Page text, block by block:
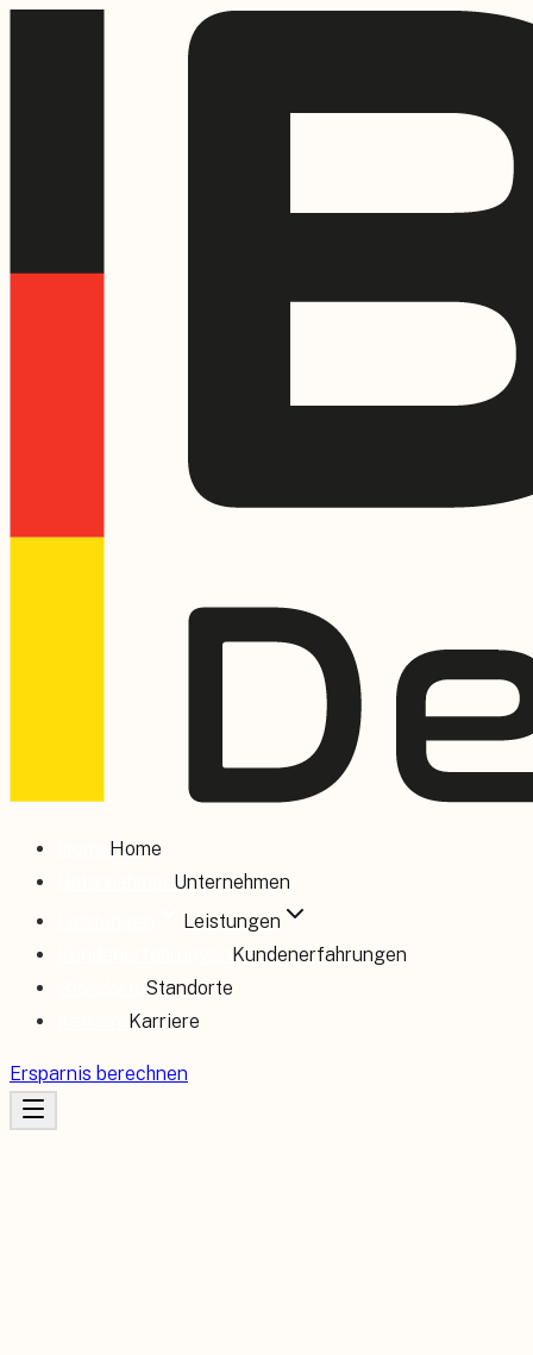
Home
Unternehmen
Leistungen
Kundenerfahrungen
Standorte
Karriere
Ersparnis berechnen